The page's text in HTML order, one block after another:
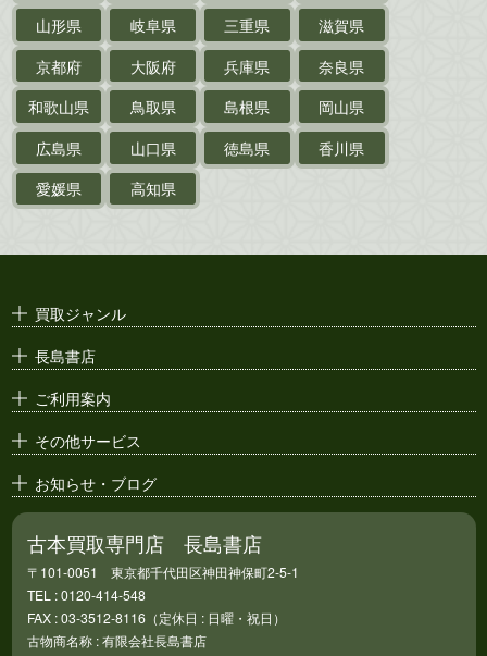
戦前・戦中の紙物・資料
絵葉書
支那・満洲・朝鮮・
台湾関係古資料
ポスター・チラシ・
山形県
岐阜県 三重県
滋賀県
京都府
大阪府 兵庫県
奈良県
和歌山県
鳥取県 島根県
岡山県
広島県
山口県 徳島県
香川県
愛媛県
高知県
買取ジャンル
長島書店
ご利用案内
その他サービス
お知らせ・ブログ
古本買取専門店 長島書店
〒101-0051 東京都千代田区神田神保町2-5-1
TEL : 0120-414-548
FAX : 03-3512-8116（定休日 : 日曜・祝日）
古物商名称 : 有限会社長島書店